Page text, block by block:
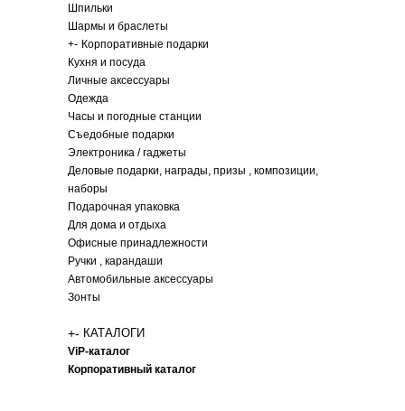
Шпильки
Шармы и браслеты
+- Корпоративные подарки
Кухня и посуда
Личные аксессуары
Одежда
Часы и погодные станции
Съедобные подарки
Электроника / гаджеты
Деловые подарки, награды, призы , композиции,
наборы
Подарочная упаковка
Для дома и отдыха
Офисные принадлежности
Ручки , карандаши
Автомобильные аксессуары
Зонты
+- КАТАЛОГИ
ViP-каталог
Корпоративный каталог